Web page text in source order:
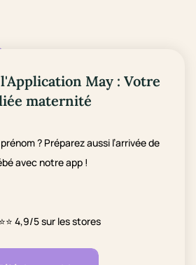
May : Votre
maternité
? Préparez aussi l’arrivée de
avec notre app !
4,9/5 sur les stores